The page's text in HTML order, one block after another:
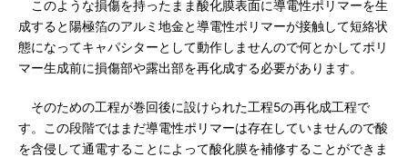
このような損傷を持ったまま酸化膜表面に導電性ポリマーを生
成すると陽極箔のアルミ地金と導電性ポリマーが接触して短絡状
態になってキャパシターとして動作しませんので何とかしてポリ
マー生成前に損傷部や露出部を再化成する必要があります。
そのための工程が巻回後に設けられた工程5の再化成工程で
す。この段階ではまだ導電性ポリマーは存在していませんので酸
を含侵して通電することによって酸化膜を補修することができま